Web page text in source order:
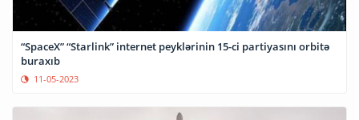
“SpaceX” “Starlink” internet peyklərinin 15-ci partiyasını orbitə
buraxıb
11-05-2023